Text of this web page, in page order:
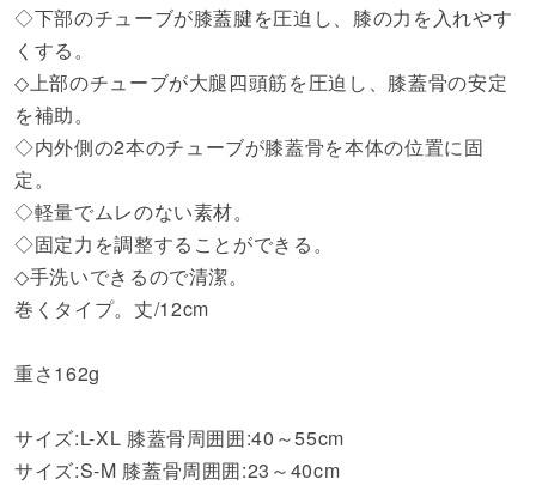
◇下部のチューブが膝蓋腱を圧迫し、膝の力を入れやす
くする。
◇上部のチューブが大腿四頭筋を圧迫し、膝蓋骨の安定
を補助。
◇内外側の2本のチューブが膝蓋骨を本体の位置に固
定。
◇軽量でムレのない素材。
◇固定力を調整することができる。
◇手洗いできるので清潔。
巻くタイプ。丈/12cm
重さ162g
サイズ:L-XL 膝蓋骨周囲囲:40～55cm
サイズ:S-M 膝蓋骨周囲囲:23～40cm